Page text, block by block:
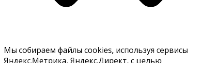
Мы собираем файлы cookies, используя сервисы
Яндекс.Метрика, Яндекс.Директ, с целью